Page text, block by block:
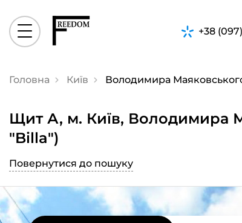
+38
Головна Київ Володимира
Щит А, м. Київ, Володимира
"Billa")
Повернутися до пошуку